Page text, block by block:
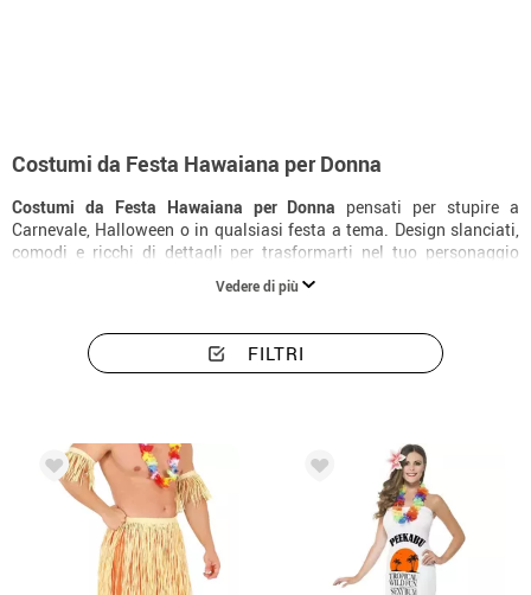
Costumi da Festa Hawaiana per Donna
Costumi da Festa Hawaiana per Donna pensati per stupire a
Carnevale, Halloween o in qualsiasi festa a tema. Design slanciati,
comodi e ricchi di dettagli per trasformarti nel tuo personaggio
Vedere di più
FILTRI